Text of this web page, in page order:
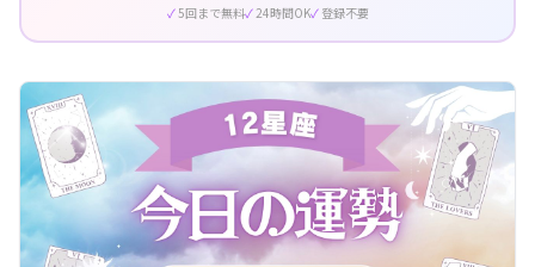
5回まで無料 24時間OK 登録不要